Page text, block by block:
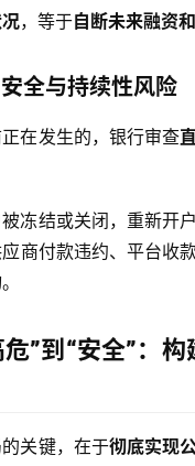
，等于自断未来融资
全与持续性风险
在发生的，银行审查
冻结或关闭，重新开
商付款违约、平台收
。
”到“安全”：
关键，在于彻底实现